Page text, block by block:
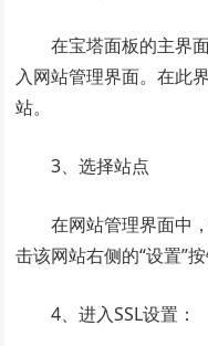
在宝塔面板的主界
入网站管理界面。在此
站。
3、选择站点
在网站管理界面中
击该网站右侧的“设置”按
4、进入SSL设置：